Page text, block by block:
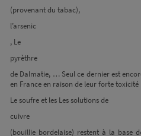
(provenant du tabac),
l’arsenic
, Le
pyrèthre
de Dalmatie, … Seul ce dernier est
en France en raison de leur forte
Le soufre et les Les solutions de
cuivre
(bouillie bordelaise) restent à la base